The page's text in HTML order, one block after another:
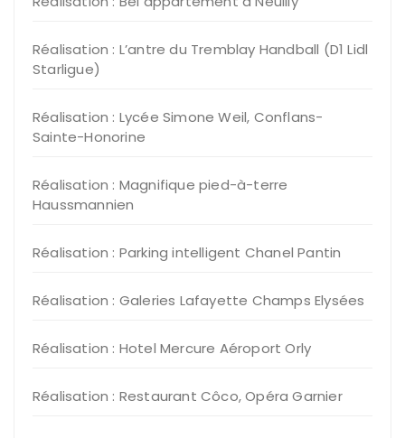
Réalisation : L’antre du Tremblay Handball (D1 Lidl
Starligue)
Réalisation : Lycée Simone Weil, Conflans-
Sainte-Honorine
Réalisation : Magnifique pied-à-terre
Haussmannien
Réalisation : Parking intelligent Chanel Pantin
Réalisation : Galeries Lafayette Champs Elysées
Réalisation : Hotel Mercure Aéroport Orly
Réalisation : Restaurant Côco, Opéra Garnier